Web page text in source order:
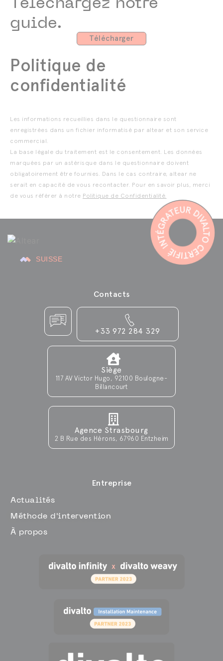
guide.
Télécharger
Politique de
confidentialité
Les informations recueillies dans le questionnaire sont
enregistrées dans un fichier informatisé par altear et son service
commercial.
La base légale du traitement est le consentement. Les données
marquées par un astérisque dans le questionnaire doivent
obligatoirement être fournies. Dans le cas contraire, altear ne
serait en capacité de vous recontacter. Pour en savoir plus, merci
de vous référer à notre Politique de Confidentialité.
SUISSE
Contacts
+33 972 284 329
Siège
117 AV Victor Hugo, 92100 Boulogne-
Billancourt
Agence Strasbourg
2 B Rue des Hérons, 67960 Entzheim
Entreprise
Actualités
Méthode d'intervention
À propos